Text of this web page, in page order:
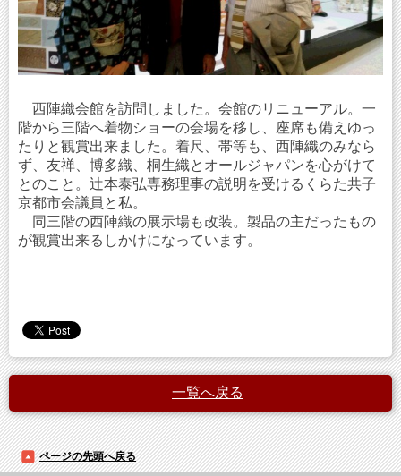
西陣織会館を訪問しました。会館のリニューアル。一
階から三階へ着物ショーの会場を移し、座席も備えゆっ
たりと観賞出来ました。着尺、帯等も、西陣織のみなら
ず、友禅、博多織、桐生織とオールジャパンを心がけて
とのこと。辻本泰弘専務理事の説明を受けるくらた共子
京都市会議員と私。
同三階の西陣織の展示場も改装。製品の主だったもの
が観賞出来るしかけになっています。
一覧へ戻る
ページの先頭へ戻る